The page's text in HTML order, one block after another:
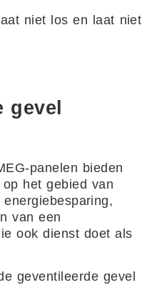
niet los en laat niet
gevel
panelen bieden
het gebied van
van een
ook dienst doet als
geventileerde gevel